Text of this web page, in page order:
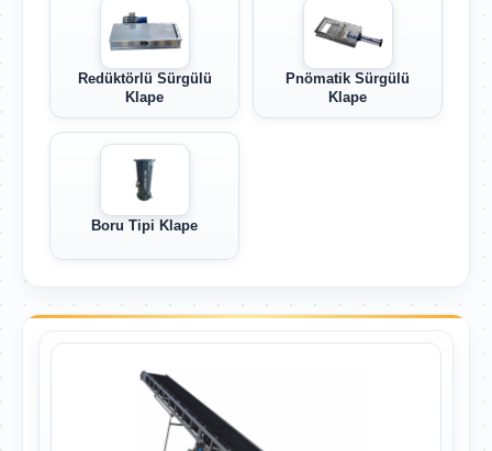
Redüktörlü Sürgülü
Klape
Pnömatik Sürgülü
Klape
Boru Tipi Klape